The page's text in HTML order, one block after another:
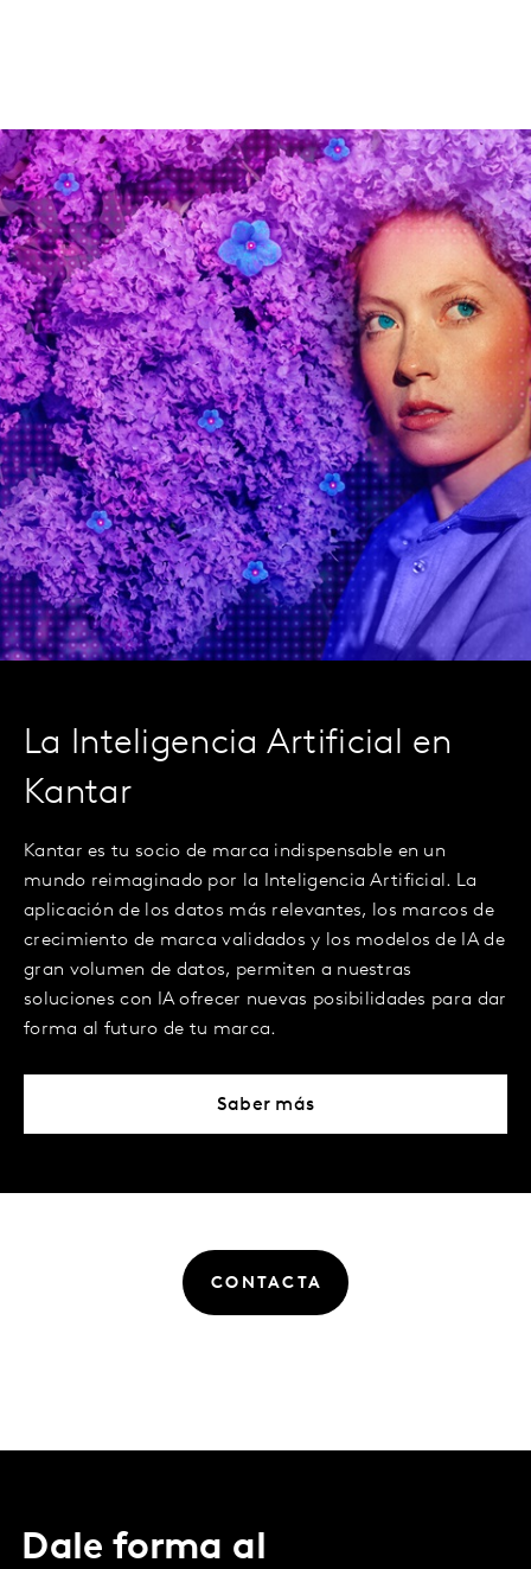
La Inteligencia Artificial en
Kantar
Kantar es tu socio de marca indispensable en un
mundo reimaginado por la Inteligencia Artificial. La
aplicación de los datos más relevantes, los marcos de
crecimiento de marca validados y los modelos de IA de
gran volumen de datos, permiten a nuestras
soluciones con IA ofrecer nuevas posibilidades para dar
forma al futuro de tu marca.
Saber más
CONTACTA
Dale forma al